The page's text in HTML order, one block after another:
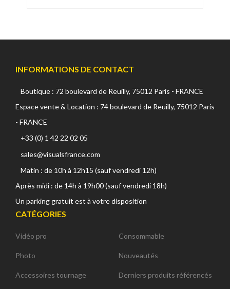
INFORMATIONS DE CONTACT
Boutique : 72 boulevard de Reuilly, 75012 Paris - FRANCE
Espace vente & Location : 74 boulevard de Reuilly, 75012 Paris
- FRANCE
+33 (0) 1 42 22 02 05
sales@visualsfrance.com
Matin : de 10h à 12h15 (sauf vendredi 12h)
Après midi : de 14h à 19h00 (sauf vendredi 18h)
Un parking gratuit est à votre disposition
CATÉGORIES
Vidéo pro
Photo
Accessoires tournage
Consommable
Nouveautés
Derniers produits référencés